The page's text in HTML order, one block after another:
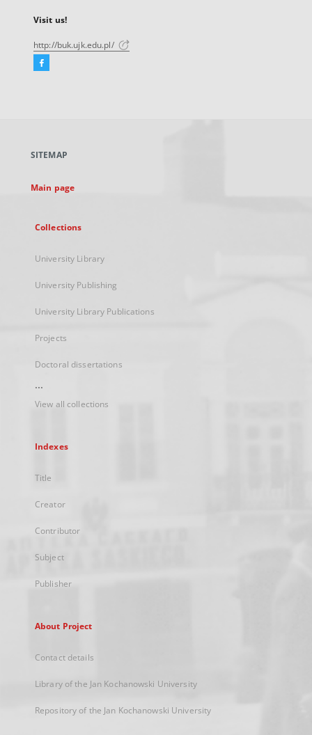
Visit us!
http://buk.ujk.edu.pl/
Facebook
new
SITEMAP
Main page
Collections
University Library
University Publishing
University Library Publications
Projects
Doctoral dissertations
...
View all collections
Indexes
Title
Creator
Contributor
Subject
Publisher
About Project
Contact details
Library of the Jan Kochanowski University
Repository of the Jan Kochanowski University